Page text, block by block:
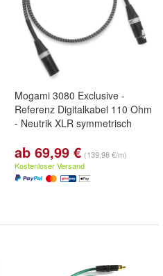
Mogami 3080 Exclusive -
Referenz Digitalkabel 110 Ohm
- Neutrik XLR symmetrisch
ab 69,99 € (139,98 €/m)
Kostenloser Versand